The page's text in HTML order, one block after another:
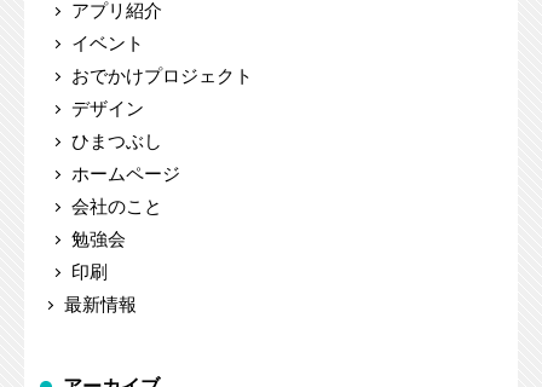
アプリ紹介
イベント
おでかけプロジェクト
デザイン
ひまつぶし
ホームページ
会社のこと
勉強会
印刷
最新情報